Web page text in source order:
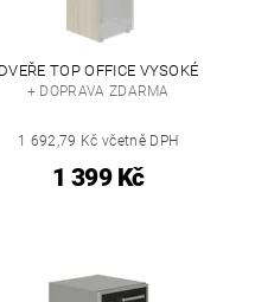
DVEŘE TOP OFFICE VYSOKÉ
+ DOPRAVA ZDARMA
1 692,79 Kč včetně DPH
1 399 Kč